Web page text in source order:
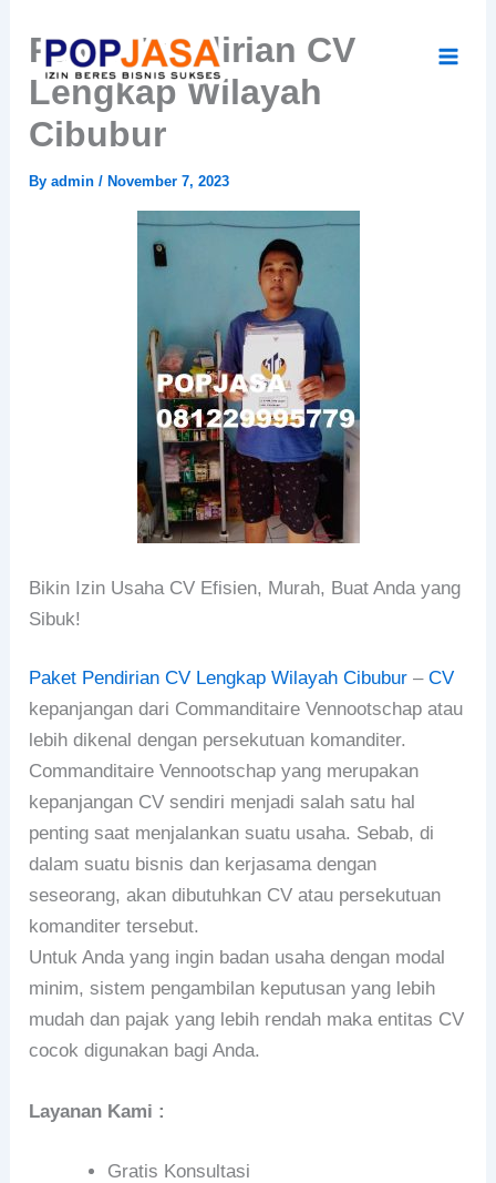
content
Paket Pendirian CV
Lengkap Wilayah
Cibubur
Byadmin/November 7, 2023
Bikin Izin Usaha CV Efisien, Murah, Buat Anda yang
Sibuk!
Paket Pendirian CV Lengkap Wilayah Cibubur–CV
kepanjangan dari Commanditaire Vennootschap atau
lebih dikenal dengan persekutuan komanditer.
Commanditaire Vennootschap yang merupakan
kepanjangan CV sendiri menjadi salah satu hal
penting saat menjalankan suatu usaha. Sebab, di
dalam suatu bisnis dan kerjasama dengan
seseorang, akan dibutuhkan CV atau persekutuan
komanditer tersebut.
Untuk Anda yang ingin badan usaha dengan modal
minim, sistem pengambilan keputusan yang lebih
mudah dan pajak yang lebih rendah maka entitas CV
cocok digunakan bagi Anda.
Layanan Kami :
Gratis Konsultasi